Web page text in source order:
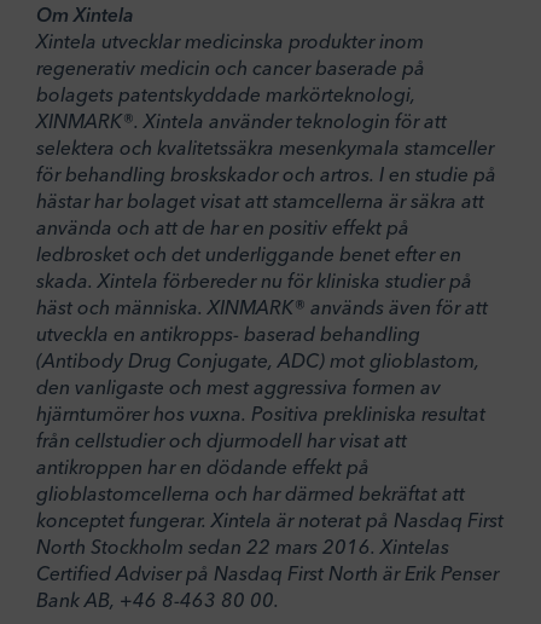
Om Xintela
Xintela utvecklar medicinska produkter inom
regenerativ medicin och cancer baserade på
bolagets patentskyddade markörteknologi,
XINMARK®. Xintela använder teknologin för att
selektera och kvalitetssäkra mesenkymala stamceller
för behandling broskskador och artros. I en studie på
hästar har bolaget visat att stamcellerna är säkra att
använda och att de har en positiv effekt på
ledbrosket och det underliggande benet efter en
skada. Xintela förbereder nu för kliniska studier på
häst och människa. XINMARK® används även för att
utveckla en antikropps- baserad behandling
(Antibody Drug Conjugate, ADC) mot glioblastom,
den vanligaste och mest aggressiva formen av
hjärntumörer hos vuxna. Positiva prekliniska resultat
från cellstudier och djurmodell har visat att
antikroppen har en dödande effekt på
glioblastomcellerna och har därmed bekräftat att
konceptet fungerar. Xintela är noterat på Nasdaq First
North Stockholm sedan 22 mars 2016. Xintelas
Certified Adviser på Nasdaq First North är Erik Penser
Bank AB, +46 8-463 80 00.